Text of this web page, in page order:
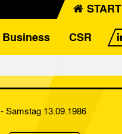
START
Business CSR
- Samstag 13.09.1986